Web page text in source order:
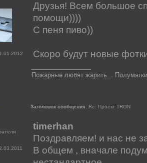
Друзья! Всем большое
помощи))))
С пеня пиво))
Скоро будут новые
Пожарные любят жарить...
Заголовок сообщения: Re: Проект TRON
timerhan
Поздравляем! и нас не
В общем , вначале